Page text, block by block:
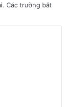
Các trường bắt